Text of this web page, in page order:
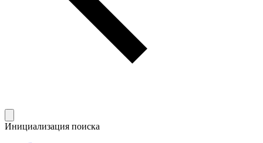
Инициализация поиска